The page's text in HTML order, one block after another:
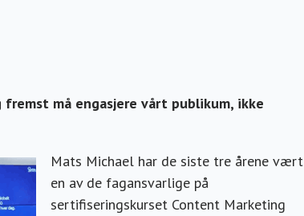
må engasjere vårt publikum, ikke
Mats Michael har de siste tre årene vært
en av de fagansvarlige på
sertifiseringskurset Content Marketing